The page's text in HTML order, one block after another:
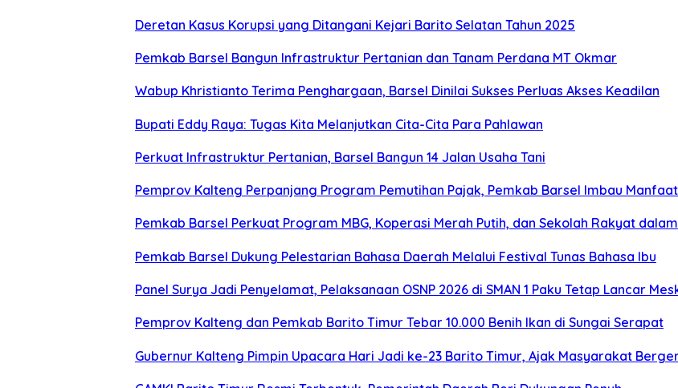
Deretan Kasus Korupsi yang Ditangani Kejari Barito Selatan Tahun 2025
Pemkab Barsel Bangun Infrastruktur Pertanian dan Tanam Perdana MT Okmar
Wabup Khristianto Terima Penghargaan, Barsel Dinilai Sukses Perluas Akses Keadilan
Bupati Eddy Raya: Tugas Kita Melanjutkan Cita-Cita Para Pahlawan
Perkuat Infrastruktur Pertanian, Barsel Bangun 14 Jalan Usaha Tani
Pemprov Kalteng Perpanjang Program Pemutihan Pajak, Pemkab Barsel Imbau
Pemkab Barsel Perkuat Program MBG, Koperasi Merah Putih, dan Sekolah Rakyat
Pemkab Barsel Dukung Pelestarian Bahasa Daerah Melalui Festival Tunas Bahasa Ibu
Panel Surya Jadi Penyelamat, Pelaksanaan OSNP 2026 di SMAN 1 Paku Tetap Lancar
Pemprov Kalteng dan Pemkab Barito Timur Tebar 10.000 Benih Ikan di Sungai Serapat
Gubernur Kalteng Pimpin Upacara Hari Jadi ke-23 Barito Timur, Ajak Masyarakat